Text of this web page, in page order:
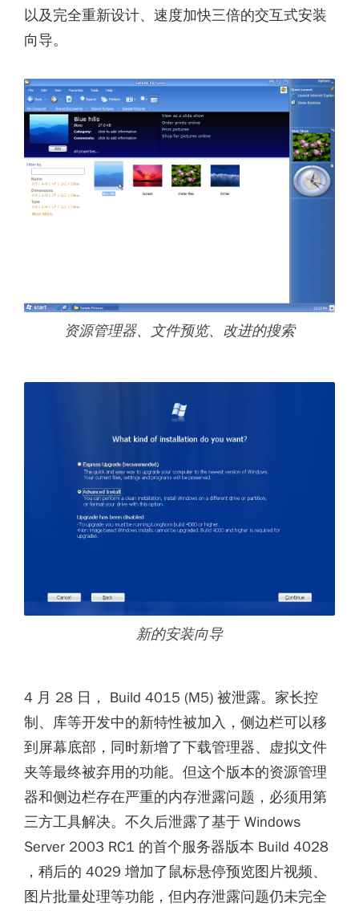
以及完全重新设计、速度加快三倍的交互式安装
向导。
资源管理器、文件预览、改进的搜索
新的安装向导
4 月 28 日， Build 4015 (M5) 被泄露。家长控
制、库等开发中的新特性被加入，侧边栏可以移
到屏幕底部，同时新增了下载管理器、虚拟文件
夹等最终被弃用的功能。但这个版本的资源管理
器和侧边栏存在严重的内存泄露问题，必须用第
三方工具解决。不久后泄露了基于 Windows
Server 2003 RC1 的首个服务器版本 Build 4028
，稍后的 4029 增加了鼠标悬停预览图片视频、
图片批量处理等功能，但内存泄露问题仍未完全